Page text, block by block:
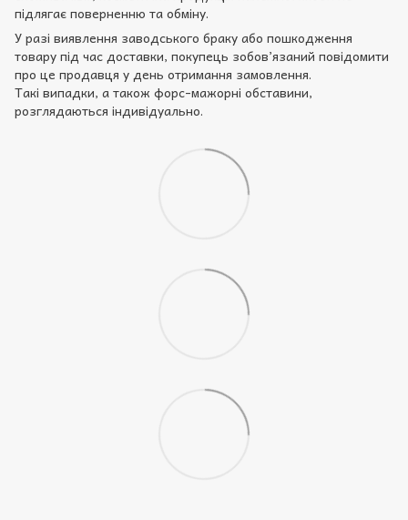
підлягає поверненню та обміну.
У разі виявлення заводського браку або пошкодження
товару під час доставки, покупець зобов’язаний повідомити
про це продавця у день отримання замовлення.
Такі випадки, а також форс-мажорні обставини,
розглядаються індивідуально.